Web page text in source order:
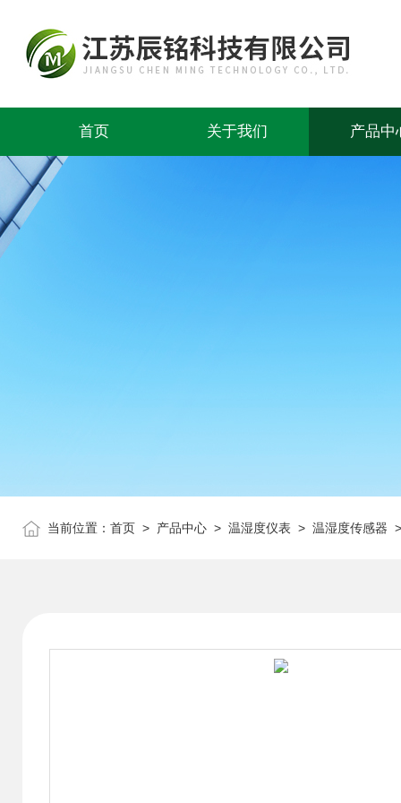
首页 关于我们 产品中
当前位置： 首页 > 产品中心 > 温湿度仪表 > 温湿度传感器